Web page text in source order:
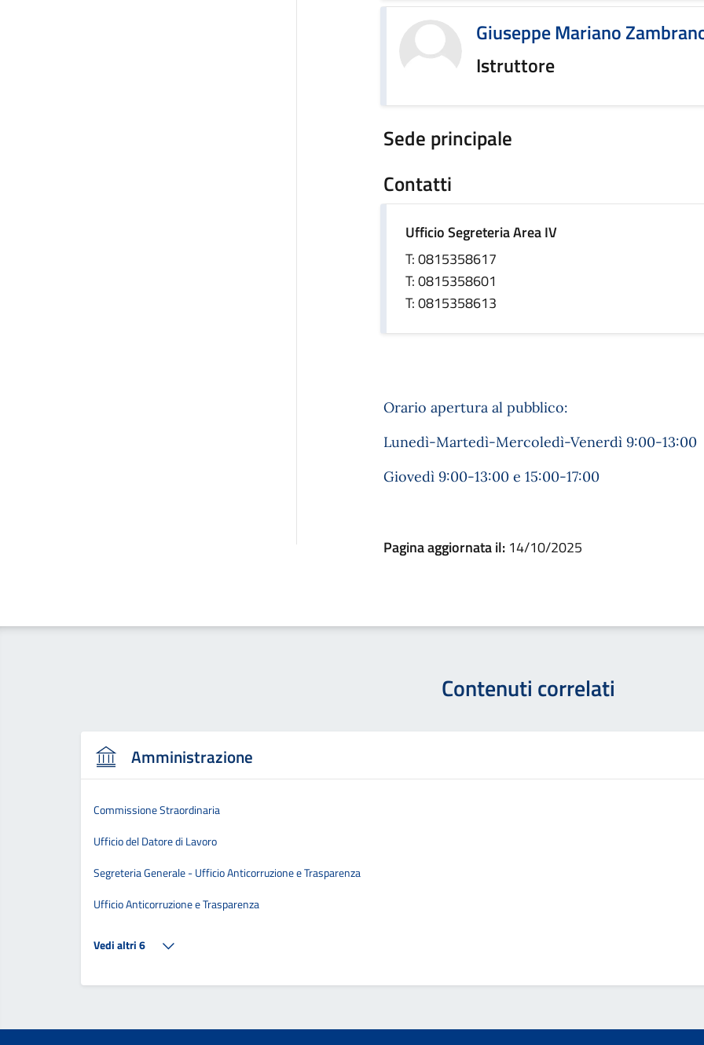
Giuseppe Mariano
Istruttore
Sede principale
Contatti
Ufficio Segreteria Area IV
T: 0815358617
T: 0815358601
T: 0815358613
Orario apertura al pubblico:
Lunedì-Martedì-Mercoledì-Venerdì 9:00-13:00
Giovedì 9:00-13:00 e 15:00-17:00
Pagina aggiornata il: 14/10/2025
Contenuti correlati
Amministrazione
Commissione Straordinaria
Ufficio del Datore di Lavoro
Segreteria Generale - Ufficio Anticorruzione e Trasparenza
Ufficio Anticorruzione e Trasparenza
Vedi altri 6